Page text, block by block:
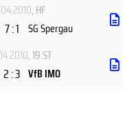
, HF
7 : 1 SG Spergau
, 19.ST
2 : 3 VfB IMO